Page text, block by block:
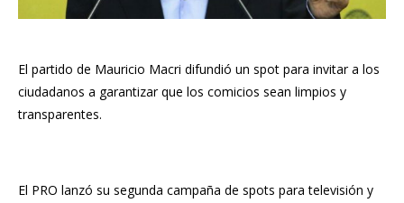
El partido de Mauricio Macri difundió un spot para invitar a los
ciudadanos a garantizar que los comicios sean limpios y
transparentes.
El PRO lanzó su segunda campaña de spots para televisión y